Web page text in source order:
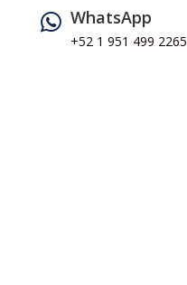
WhatsApp
+52 1 951 499 2265